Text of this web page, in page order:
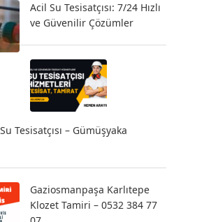
Acil Su Tesisatçısı: 7/24 Hızlı
ve Güvenilir Çözümler
Tesisatçısı – Gümüşyaka
Gaziosmanpaşa Karlıtepe
Klozet Tamiri – 0532 384 77